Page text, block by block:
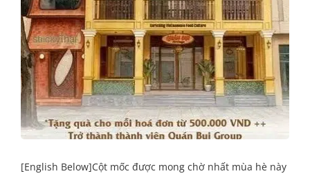
[English Below]Cột mốc được mong chờ nhất mùa hè này